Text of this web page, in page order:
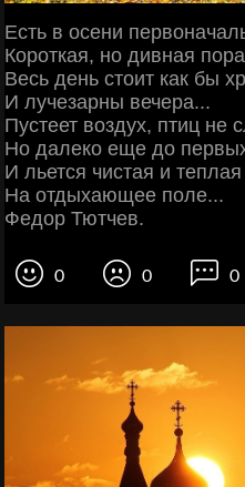
Есть в осени
Короткая, но дивная
Весь день стоит как бы
И лучезарны вечера...
Пустеет воздух, птиц не
Но далеко еще до
И льется чистая и
На отдыхающее поле...
Федор Тютчев.
0 0 0